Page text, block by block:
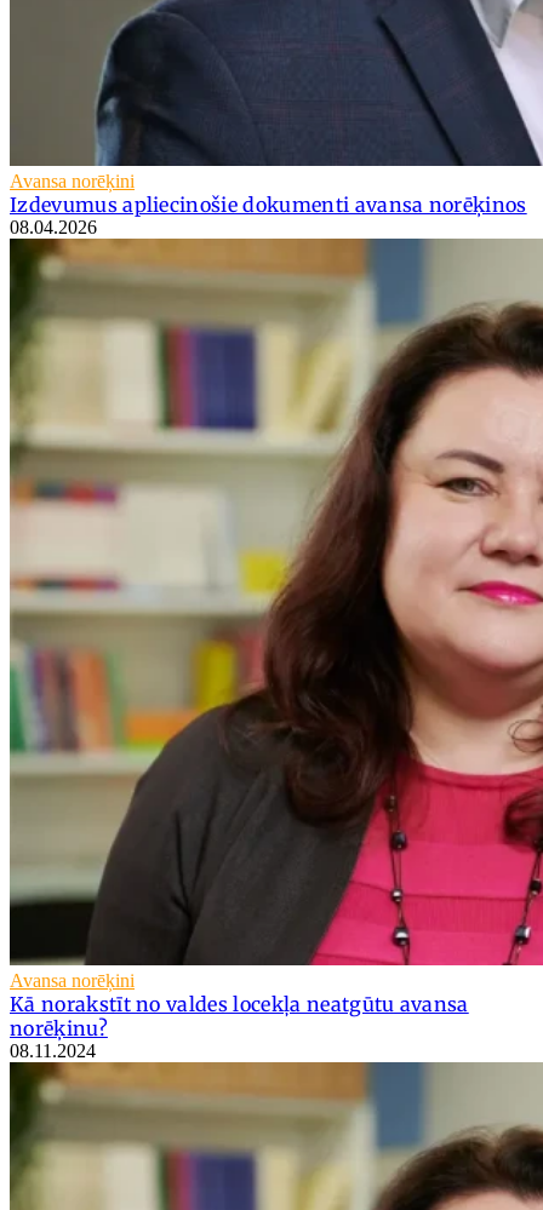
Avansa norēķini
Izdevumus apliecinošie dokumenti avansa norēķinos
08.04.2026
Avansa norēķini
Kā norakstīt no valdes locekļa neatgūtu avansa
norēķinu?
08.11.2024